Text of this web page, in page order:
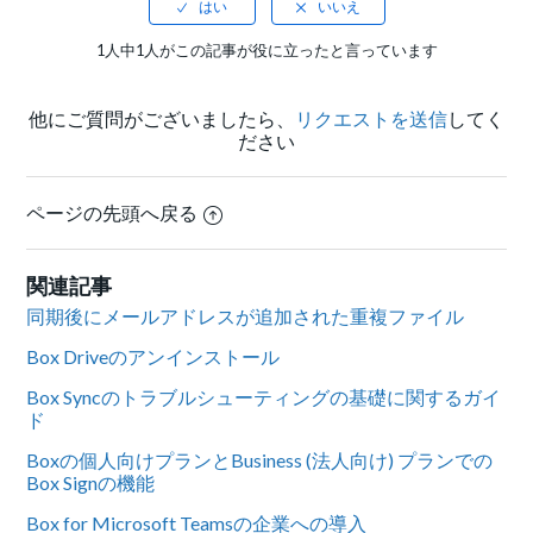
1人中1人がこの記事が役に立ったと言っています
他にご質問がございましたら、 リクエストを送信してく
ださい
ページの先頭へ戻る
関連記事
同期後にメールアドレスが追加された重複ファイル
Box Driveのアンインストール
Box Syncのトラブルシューティングの基礎に関するガイ
ド
Boxの個人向けプランとBusiness (法人向け) プランでの
Box Signの機能
Box for Microsoft Teamsの企業への導入